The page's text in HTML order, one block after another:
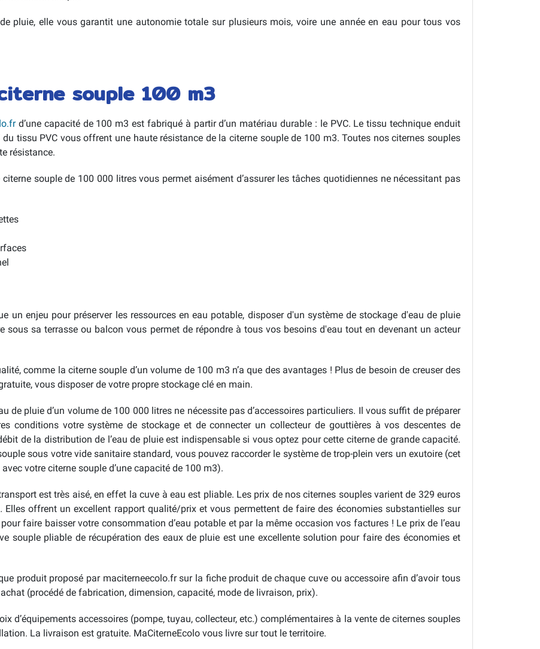
pluie, elle vous garantit une autonomie totale sur plusieurs mois, voire une année en eau pour tous vos
souple 100 m3
d’une capacité de 100 m3 est fabriqué à partir d’un matériau durable : le PVC. Le tissu technique enduit
tissu PVC vous offrent une haute résistance de la citerne souple de 100 m3. Toutes nos citernes souples
résistance.
souple de 100 000 litres vous permet aisément d’assurer les tâches quotidiennes ne nécessitant pas
un enjeu pour préserver les ressources en eau potable, disposer d'un système de stockage d'eau de pluie
sous sa terrasse ou balcon vous permet de répondre à tous vos besoins d'eau tout en devenant un acteur
comme la citerne souple d’un volume de 100 m3 n’a que des avantages ! Plus de besoin de creuser des
vous disposer de votre propre stockage clé en main.
de pluie d’un volume de 100 000 litres ne nécessite pas d’accessoires particuliers. Il vous suffit de préparer
conditions votre système de stockage et de connecter un collecteur de gouttières à vos descentes de
de la distribution de l’eau de pluie est indispensable si vous optez pour cette citerne de grande capacité.
sous votre vide sanitaire standard, vous pouvez raccorder le système de trop-plein vers un exutoire (cet
votre citerne souple d’une capacité de 100 m3).
est très aisé, en effet la cuve à eau est pliable. Les prix de nos citernes souples varient de 329 euros
offrent un excellent rapport qualité/prix et vous permettent de faire des économies substantielles sur
faire baisser votre consommation d’eau potable et par la même occasion vos factures ! Le prix de l’eau
souple pliable de récupération des eaux de pluie est une excellente solution pour faire des économies et
produit proposé par maciterneecolo.fr sur la fiche produit de chaque cuve ou accessoire afin d’avoir tous
(procédé de fabrication, dimension, capacité, mode de livraison, prix).
d’équipements accessoires (pompe, tuyau, collecteur, etc.) complémentaires à la vente de citernes souples
La livraison est gratuite. MaCiterneEcolo vous livre sur tout le territoire.